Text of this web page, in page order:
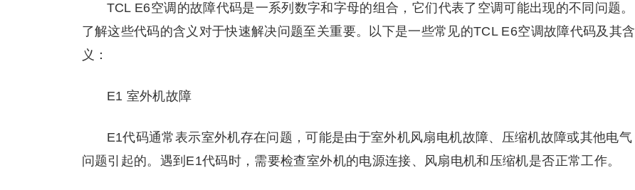
TCL E6空调的故障代码是一系列数字和字母的组合，它们代表了空调可能出现的不同问题。
了解这些代码的含义对于快速解决问题至关重要。以下是一些常见的TCL E6空调故障代码及其含
义：
E1 室外机故障
E1代码通常表示室外机存在问题，可能是由于室外机风扇电机故障、压缩机故障或其他电气
问题引起的。遇到E1代码时，需要检查室外机的电源连接、风扇电机和压缩机是否正常工作。